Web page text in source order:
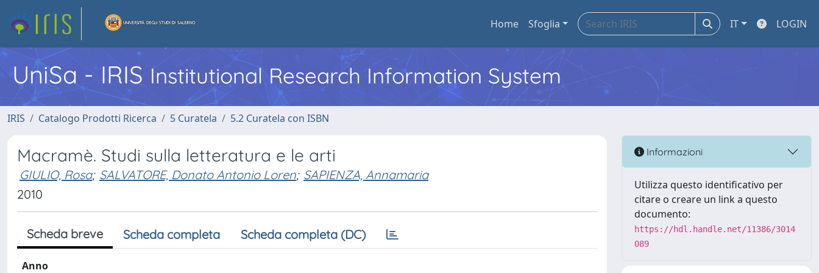
Home Sfoglia IT LOGIN
UniSa - IRIS Institutional Research Information System
IRIS Catalogo Prodotti Ricerca 5 Curatela 5.2 Curatela con ISBN
Macramè. Studi sulla letteratura e le arti
GIULIO, Rosa; SALVATORE, Donato Antonio Loren; SAPIENZA, Annamaria
2010
Scheda breve Scheda completa Scheda completa (DC)
Anno
Informazioni
Utilizza questo identificativo per
citare o creare un link a questo
documento:
https://hdl.handle.net/11386/3014
089